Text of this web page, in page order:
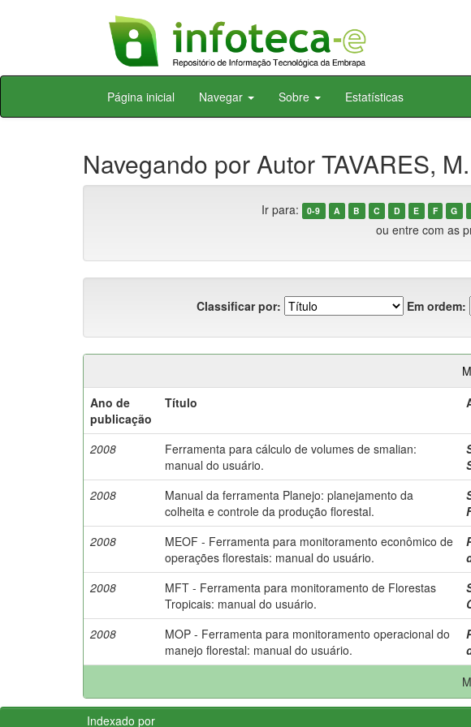
Skip
Página inicial Navegar Sobre Estatísticas
Navegando por Autor TAVARES,
Ir para: 0-9 A B C D E F G
ou entre com as
Classificar por: Em ordem:
Ano de
publicação
Título
2008
Ferramenta para cálculo de volumes de smalian:
manual do usuário.
2008
Manual da ferramenta Planejo: planejamento da
colheita e controle da produção florestal.
2008
MEOF - Ferramenta para monitoramento econômico de
operações florestais: manual do usuário.
2008
MFT - Ferramenta para monitoramento de Florestas
Tropicais: manual do usuário.
2008
MOP - Ferramenta para monitoramento operacional do
manejo florestal: manual do usuário.
Indexado por